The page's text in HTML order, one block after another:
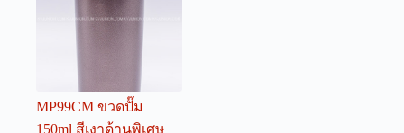
MP99CM ขวดปั๊ม
150ml สีเงาด้านพิเศษ